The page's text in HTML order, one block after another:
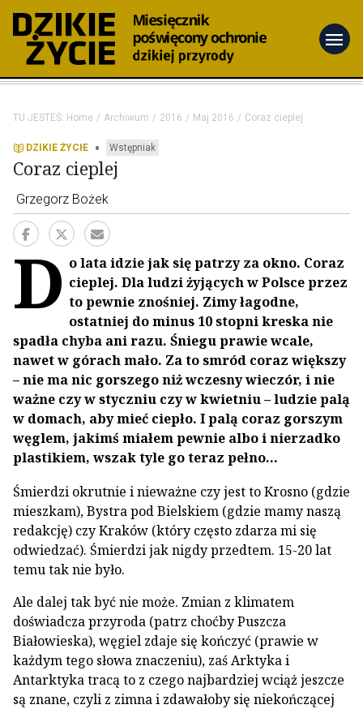
menu
TU JESTEŚ: Home Archiwum 2016 Maj 2016 Coraz cieplej
DZIKIE ŻYCIE • Wstępniak
Coraz cieplej
Grzegorz Bożek
D o lata idzie jak się patrzy za okno. Coraz
cieplej. Dla ludzi żyjących w Polsce przez
to pewnie znośniej. Zimy łagodne,
ostatniej do minus 10 stopni kreska nie
spadła chyba ani razu. Śniegu prawie wcale,
nawet w górach mało. Za to smród coraz większy
– nie ma nic gorszego niż wczesny wieczór, i nie
ważne czy w styczniu czy w kwietniu – ludzie palą
w domach, aby mieć ciepło. I palą coraz gorszym
węglem, jakimś miałem pewnie albo i nierzadko
plastikiem, wszak tyle go teraz pełno…
Śmierdzi okrutnie i nieważne czy jest to Krosno (gdzie
mieszkam), Bystra pod Bielskiem (gdzie mamy naszą
redakcję) czy Kraków (który często zdarza mi się
odwiedzać). Śmierdzi jak nigdy przedtem. 15-20 lat
temu tak nie było.
Ale dalej tak być nie może. Zmian z klimatem
doświadcza przyroda (patrz choćby Puszcza
Białowieska), węgiel zdaje się kończyć (prawie w
każdym tego słowa znaczeniu), zaś Arktyka i
Antarktyka tracą to z czego najbardziej wciąż jeszcze
są znane, czyli z zimna i zdawałoby się niekończącej